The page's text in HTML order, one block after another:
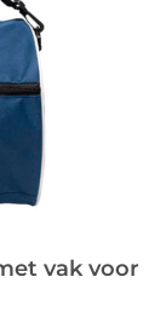
vak voor